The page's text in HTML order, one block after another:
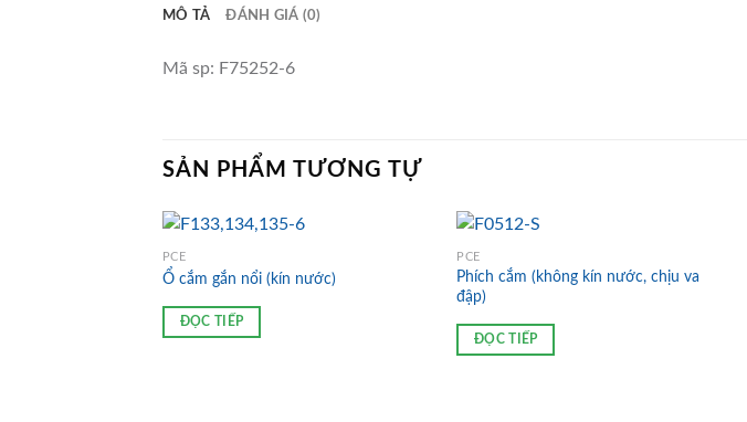
MÔ TẢ ĐÁNH GIÁ (0)
Mã sp: F75252-6
SẢN PHẨM TƯƠNG TỰ
PCE
Ổ cắm gắn nổi (kín nước)
ĐỌC TIẾP
PCE
Phích cắm (không kín nước, chịu va
đập)
ĐỌC TIẾP